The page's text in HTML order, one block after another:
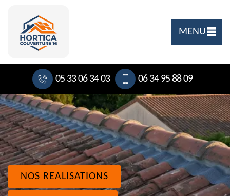
MENU
05 33 06 34 03 06 34 95 88 09
NOS REALISATIONS